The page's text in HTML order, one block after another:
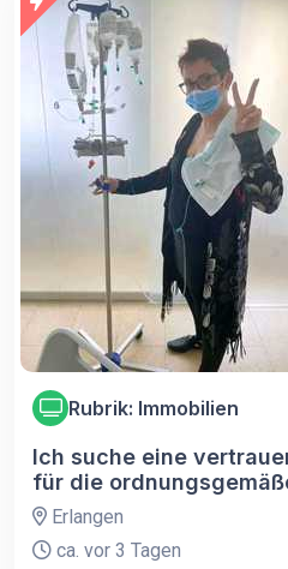
Rubrik: Immobilien
Ich suche eine
für die
Erlangen
ca. vor 3 Tagen